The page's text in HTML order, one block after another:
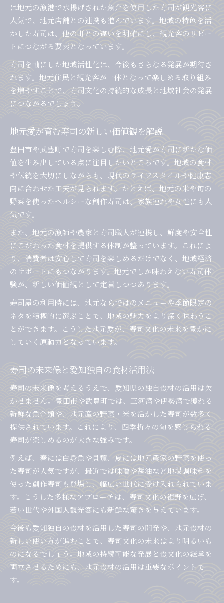
は地元の漁港で水揚げされた魚介を使用した寿司が観光客に
人気で、地元店舗との連携も進んでいます。地域の特色を活
かした寿司は、他の町との違いを明確にし、観光客のリピー
トにつながる要素となっています。
寿司を軸にした地域活性化は、今後もさらなる発展が期待さ
れます。地元住民と観光客が一体となって楽しめる取り組み
を増やすことで、寿司文化の持続的な成長と地域社会の発展
につながるでしょう。
地元愛が育む寿司の新しい価値観を解説
豊田市や武豊町で寿司を楽しむ際、地元愛が寿司に新たな価
値を生み出している点に注目したいところです。地域の食材
や伝統を大切にしながらも、現代のライフスタイルや健康志
向に合わせた工夫が見られます。たとえば、地元の米や旬の
野菜を使ったヘルシーな創作寿司は、家族連れや女性にも人
気です。
また、地元の漁師や農家と寿司職人が連携し、鮮度や安全性
にこだわった食材を提供する体制が整っています。これによ
り、消費者は安心して寿司を楽しめるだけでなく、地域経済
のサポートにもつながります。地元でしか味わえない寿司体
験が、新しい価値観として定着しつつあります。
寿司屋の利用時には、地元ならではのメニューや季節限定の
ネタを積極的に選ぶことで、地域の魅力をより深く味わうこ
とができます。こうした地元愛が、寿司文化の未来を豊かに
していく原動力となっています。
寿司の未来像と愛知独自の食材活用法
寿司の未来像を考えるうえで、愛知県の独自食材の活用は欠
かせません。豊田市や武豊町では、三河湾や伊勢湾で獲れる
新鮮な魚介類や、地元産の野菜・米を活かした寿司が数多く
提供されています。これにより、四季折々の旬を感じられる
寿司が楽しめるのが大きな強みです。
例えば、春には白身魚や貝類、夏には地元農家の野菜を使っ
た寿司が人気ですが、最近では味噌や醤油など地場調味料を
使った創作寿司も登場し、幅広い世代に受け入れられていま
す。こうした多様なアプローチは、寿司文化の裾野を広げ、
若い世代や外国人観光客にも新鮮な驚きを与えています。
今後も愛知独自の食材を活用した寿司の開発や、地元食材の
新しい使い方が進むことで、寿司文化の未来はより明るいも
のになるでしょう。地域の持続可能な発展と食文化の継承を
両立させるためにも、地元食材の活用は重要なポイントで
す。